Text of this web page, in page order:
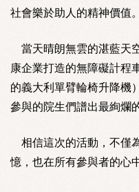
社會樂於助人的精神價值。
當天晴朗無雲的湛藍天
康企業打造的無障礙計程
的義大利單臂輪椅升降機
參與的院生們譜出最絢爛
相信這次的活動，不僅
憶，也在所有參與者的心